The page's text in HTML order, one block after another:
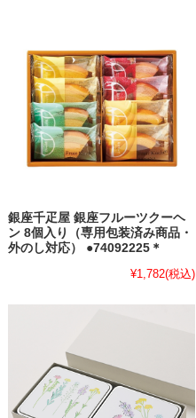
銀座千疋屋 銀座フルーツクーヘ
ン 8個入り（専用包装済み商品・
外のし対応） ●74092225＊
¥1,782(税込)